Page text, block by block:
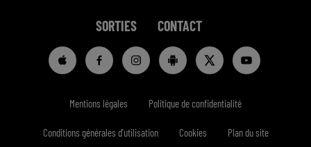
SORTIES CONTACT
Mentions légales Politique de confidentialité
Conditions générales d'utilisation Cookies Plan du site